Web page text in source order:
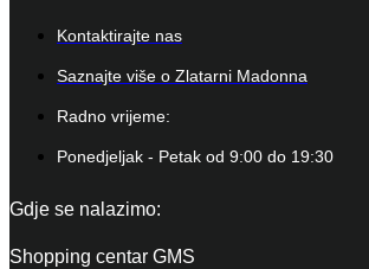
Kontaktirajte nas
Saznajte više o Zlatarni Madonna
Radno vrijeme:
Ponedjeljak - Petak od 9:00 do 19:30
Gdje se nalazimo:
Shopping centar GMS